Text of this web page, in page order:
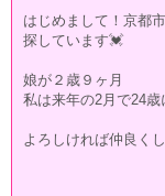
はじめまして！京都
探しています💓
娘が２歳９ヶ月
私は来年の2月で24歳
よろしければ仲良く